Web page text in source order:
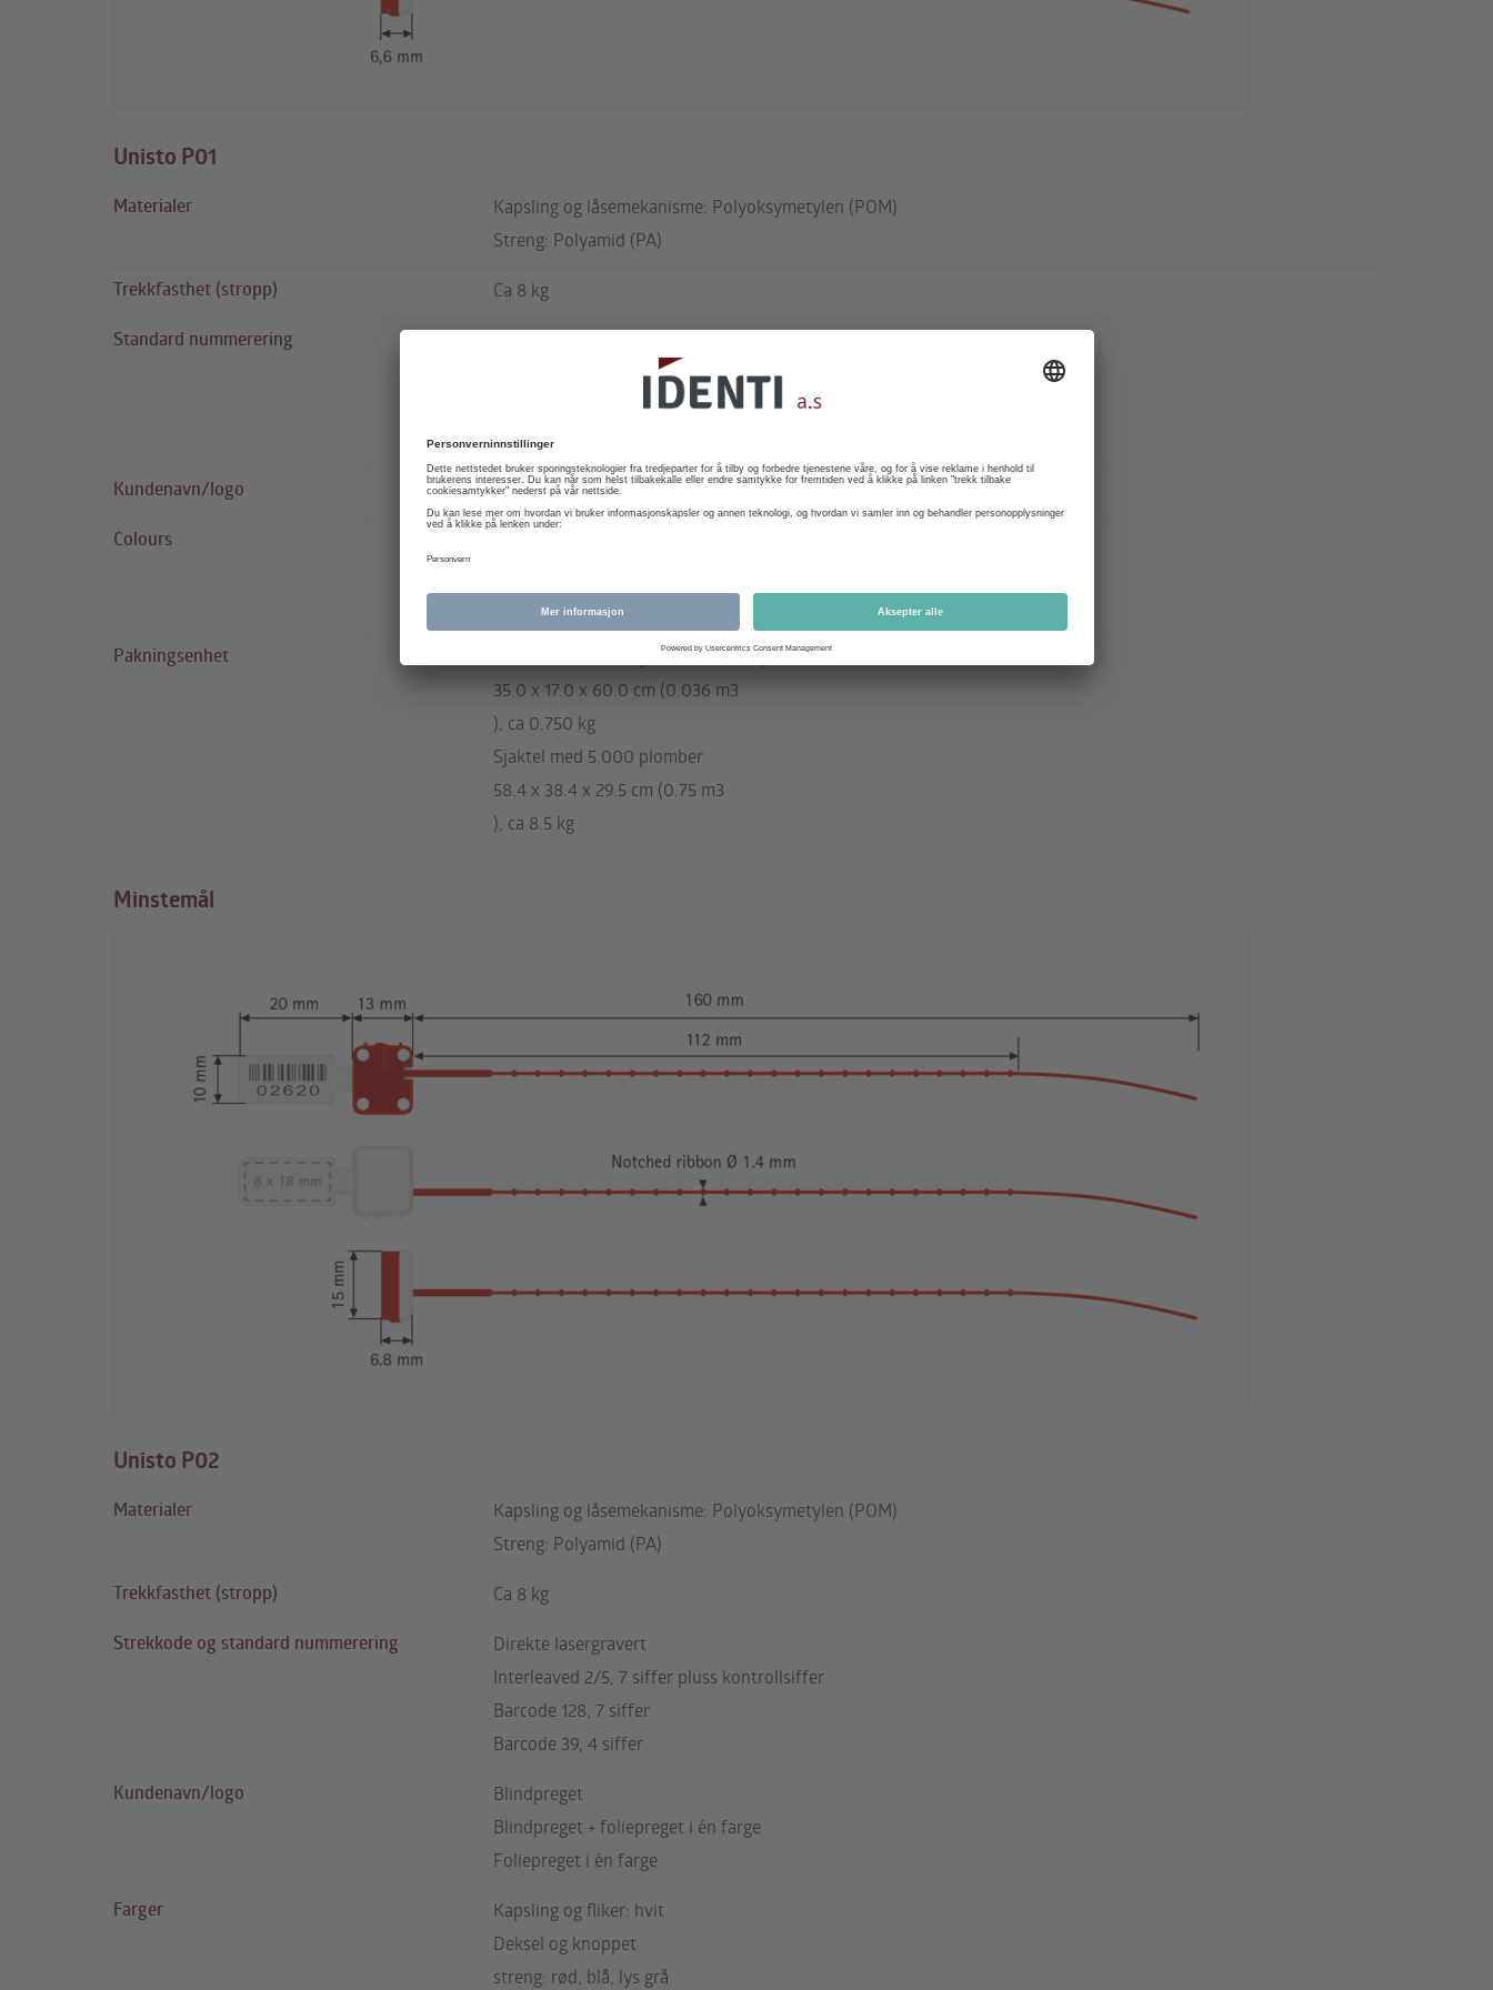
Unisto P01
Materialer
Kapsling og låsemekanisme: Polyoksymetylen (POM)
Streng: Polyamid (PA)
Trekkfasthet (stropp) Ca 8 kg
Standard nummerering
– 2 sifre (måned) på en linje + 4 sifre (år)
Andre nummereringer på forespørsel
Kundenavn/logo Blindpreget (på forespørsel)
Colours
Andre farger på forespørsel
Pakningsenhet
Matter med 5 stk, sjaktel med 500 plomber
35.0 x 17.0 x 60.0 cm (0.036 m3
), ca 0.750 kg
Sjaktel med 5.000 plomber
58.4 x 38.4 x 29.5 cm (0.75 m3
), ca 8.5 kg
Minstemål
Unisto P02
Materialer
Kapsling og låsemekanisme: Polyoksymetylen (POM)
Streng: Polyamid (PA)
Trekkfasthet (stropp) Ca 8 kg
Strekkode og standard nummerering
Direkte lasergravert
Interleaved 2/5, 7 siffer pluss kontrollsiffer
Barcode 128, 7 siffer
Barcode 39, 4 siffer
Kundenavn/logo
Blindpreget
Blindpreget + foliepreget i én farge
Foliepreget i én farge
Farger
Kapsling og fliker: hvit
Deksel og knoppet
streng: rød, blå, lys grå